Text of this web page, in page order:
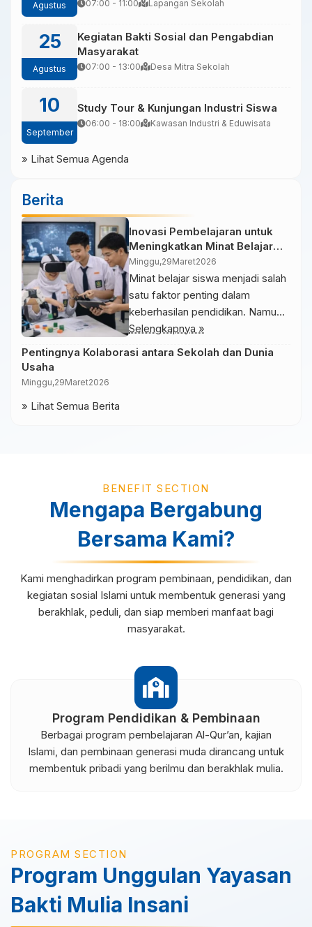
Agustus 07:00 - 11:00 Lapangan Sekolah
25
Agustus
Kegiatan Bakti Sosial dan Pengabdian
Masyarakat
07:00 - 13:00 Desa Mitra Sekolah
10
September
Study Tour & Kunjungan Industri Siswa
06:00 - 18:00 Kawasan Industri & Eduwisata
» Lihat Semua Agenda
Berita
Inovasi Pembelajaran untuk
Meningkatkan Minat Belajar
Siswa
Minggu,29Maret2026
Minat belajar siswa menjadi salah
satu faktor penting dalam
keberhasilan pendidikan. Namun,
metode pembelajaran yang
monoton sering kali membuat
lebih interaktif. Dengan metode
ini, siswa tidak […]
Selengkapnya »
Pentingnya Kolaborasi antara Sekolah dan Dunia
Usaha
Minggu,29Maret2026
» Lihat Semua Berita
BENEFIT SECTION
Mengapa Bergabung
Bersama Kami?
Kami menghadirkan program pembinaan, pendidikan, dan
kegiatan sosial Islami untuk membentuk generasi yang
berakhlak, peduli, dan siap memberi manfaat bagi
masyarakat.
Program Pendidikan & Pembinaan
Berbagai program pembelajaran Al-Qur’an, kajian
Islami, dan pembinaan generasi muda dirancang untuk
membentuk pribadi yang berilmu dan berakhlak mulia.
PROGRAM SECTION
Program Unggulan Yayasan
Bakti Mulia Insani